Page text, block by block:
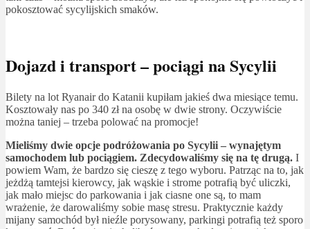
pokosztować sycylijskich smaków.
Dojazd i transport – pociągi na Sycylii
Bilety na lot Ryanair do Katanii kupiłam jakieś dwa miesiące temu.
Kosztowały nas po 340 zł na osobę w dwie strony. Oczywiście
można taniej – trzeba polować na promocje!
Mieliśmy dwie opcje podróżowania po Sycylii – wynajętym
samochodem lub pociągiem. Zdecydowaliśmy się na tę drugą. I
powiem Wam, że bardzo się cieszę z tego wyboru. Patrząc na to, jak
jeżdżą tamtejsi kierowcy, jak wąskie i strome potrafią być uliczki,
jak mało miejsc do parkowania i jak ciasne one są, to mam
wrażenie, że darowaliśmy sobie masę stresu. Praktycznie każdy
mijany samochód był nieźle porysowany, parkingi potrafią też sporo